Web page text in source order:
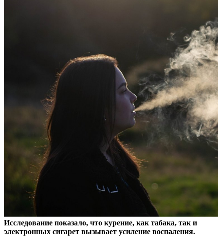
Исследование показало, что курение, как табака, так и
электронных сигарет вызывает усиление воспаления.